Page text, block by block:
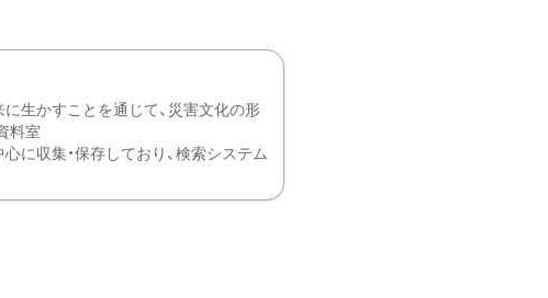
に生かすことを通じて、災害文化の形
料室
に収集・保存しており、検索システム